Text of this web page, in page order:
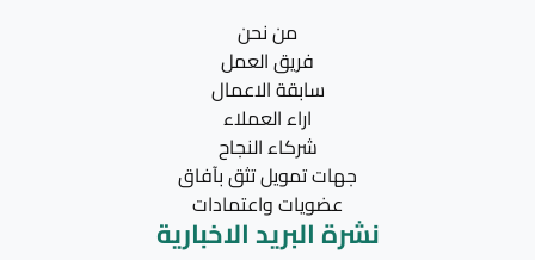
من نحن
فريق العمل
سابقة الاعمال
اراء العملاء
شركاء النجاح
جهات تمويل تثق بآفاق
عضويات واعتمادات
نشرة البريد الاخبارية